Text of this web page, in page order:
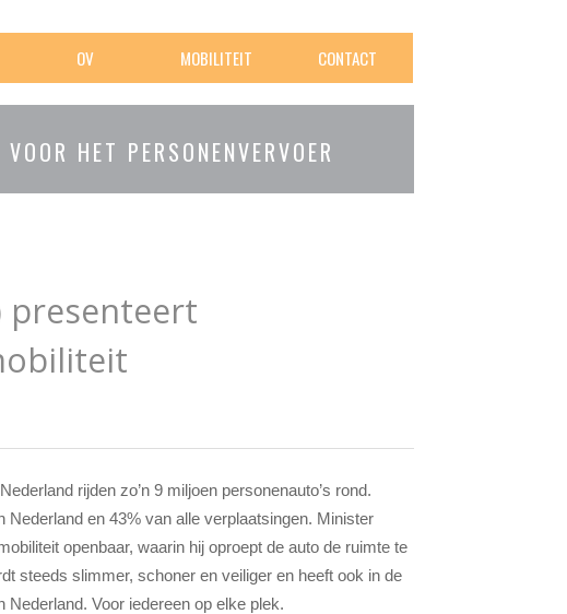
OV MOBILITEIT CONTACT
HET PERSONENVERVOER
presenteert
rijden zo’n 9 miljoen personenauto’s rond.
Nederland en 43% van alle verplaatsingen. Minister
openbaar, waarin hij oproept de auto de ruimte te
steeds slimmer, schoner en veiliger en heeft ook in de
Voor iedereen op elke plek.